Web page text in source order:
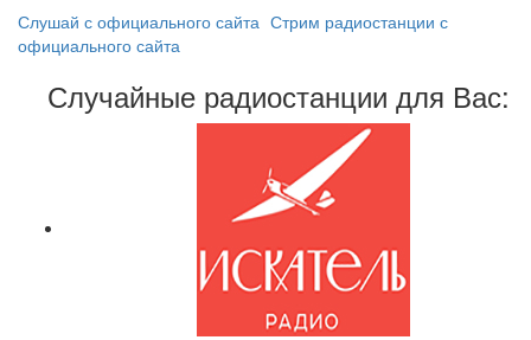
Слушай с официального сайта Стрим радиостанции с
официального сайта
Случайные радиостанции для Вас: